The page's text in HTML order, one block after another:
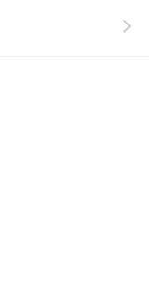
haute
Technic pour